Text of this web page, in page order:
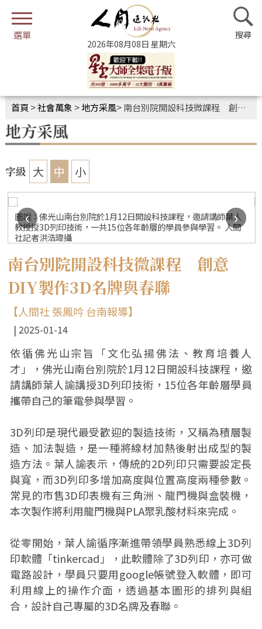
2026年08月08日 星期六
首頁 >社會萬象 >地方采風>南台別院開設科技微課程 創意DIY製作3D名牌與春聯
地方采風
字級 大 中 小
圖說：佛光山南台別院於1月12日開設科技課程，邀請講師葉人
教授授3D列印技術，一共15位各年齡層的學員參與學習。 人間
社記者洪浩瑋攝
‹ ›
南台別院開設科技微課程 創意
DIY製作3D名牌與春聯
【人間社 張鳳吟 台南報導】
2025-01-14
依循佛光山宗旨「文化弘揚佛法、教育培養人
才」，佛光山南台別院於1月12日開設科技課程，邀
請講師葉人諭講授3D列印技術，15位各年齡層學員
攜帶自己的筆電參與學習。
3D列印是現代最受歡迎的製造技術，又稱為積層製
造、加法製造，是一種將線材加熱後射出成型的製
造方法。葉人諭表示，傳統的2D列印只需要設定長
與寬，而3D列印多增加高度與位置高度兩種參數。
常見的市售3D印表機有三角洲、龍門機與盒裝機，
本次製作將利用龍門機與PLA聚乳酸材料來完成。
從零開始，葉人諭循序漸進帶領學員熟悉線上3D列
印軟體「tinkercad」，此軟體除了3D列印，亦可做
電路設計，學員只要用google帳號登入軟體，即可
利用線上的操作介面，透過基本圖形的排列與組
合，設計自己專屬的3D名牌及春聯。